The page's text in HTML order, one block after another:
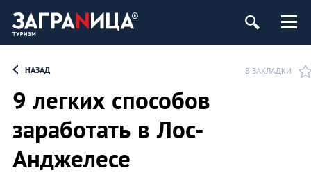
НАЗАД В ЗАКЛАДКИ
9 легких способов
заработать в Лос-
Анджелесе